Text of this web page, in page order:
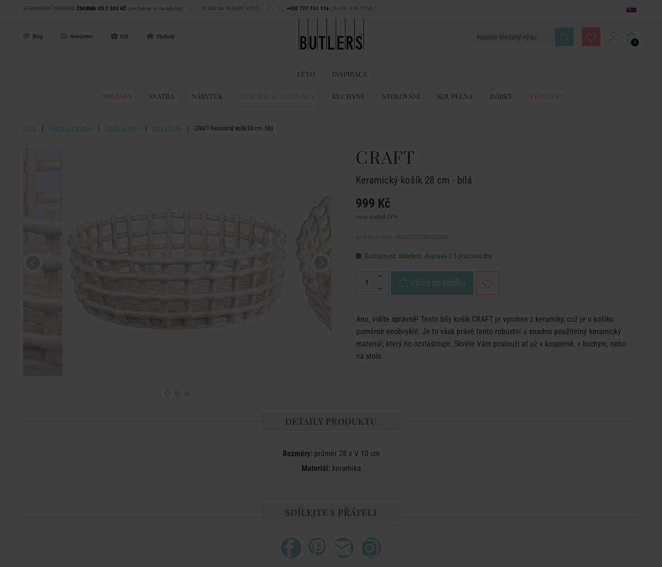
STANDARDNÍ DOPRAVA ZDARMA OD 2 500 KČ (nevztahuje se na nábytek) | 30 DNÍ NA VRÁCENÍ ZBOŽÍ | +420 777 751 116 ( Po-Pá: 9:00-17:00h )
Blog Newsletter B2B Obchody
0
LÉTO INSPIRACE
NOVINKY SVATBA NÁBYTEK DEKORACE A DOPLŇKY KUCHYNĚ STOLOVÁNÍ KOUPELNA DÁRKY VÝPRODEJ
Domů Dekorace a doplňky Úložné prostory Koše a košíky CRAFT Keramický košík 28 cm - bílá
CRAFT
Keramický košík 28 cm - bílá
999 Kč
cena včetně DPH
Dostupnost: skladem, doprava 2-5 pracovní dny
Vložit do košíku
Ano, vidíte správně! Tento bílý košík CRAFT je vyroben z keramiky, což je u košíku
poměrně neobvyklé. Je to však právě tento robustní a snadno použitelný keramický
materiál, který ho ozvláštňuje. Skvěle Vám poslouží ať už v koupelně, v kuchyni, nebo
na stole.
DETAILY PRODUKTU
Rozměry:průměr 28 x V 10 cm
Materiál:keramika
SDÍLEJTE S PŘÁTELI